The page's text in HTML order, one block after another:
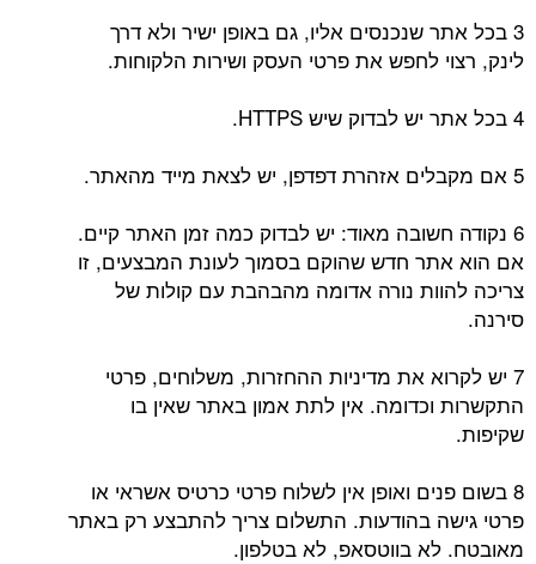
3 בכל אתר שנכנסים אליו, גם באופן ישיר ולא דרך
לינק, רצוי לחפש את פרטי העסק ושירות הלקוחות.
4 בכל אתר יש לבדוק שיש HTTPS.
5 אם מקבלים אזהרת דפדפן, יש לצאת מייד מהאתר.
6 נקודה חשובה מאוד: יש לבדוק כמה זמן האתר קיים.
אם הוא אתר חדש שהוקם בסמוך לעונת המבצעים, זו
צריכה להוות נורה אדומה מהבהבת עם קולות של
סירנה.
7 יש לקרוא את מדיניות ההחזרות, משלוחים, פרטי
התקשרות וכדומה. אין לתת אמון באתר שאין בו
שקיפות.
8 בשום פנים ואופן אין לשלוח פרטי כרטיס אשראי או
פרטי גישה בהודעות. התשלום צריך להתבצע רק באתר
מאובטח. לא בווטסאפ, לא בטלפון.